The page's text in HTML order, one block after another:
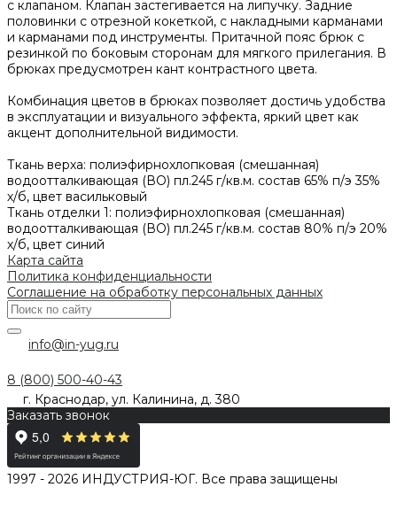
с клапаном. Клапан застегивается на липучку. Задние
половинки с отрезной кокеткой, с накладными карманами
и карманами под инструменты. Притачной пояс брюк с
резинкой по боковым сторонам для мягкого прилегания. В
брюках предусмотрен кант контрастного цвета.
Комбинация цветов в брюках позволяет достичь удобства
в эксплуатации и визуального эффекта, яркий цвет как
акцент дополнительной видимости.
Ткань верха: полиэфирнохлопковая (смешанная)
водоотталкивающая (ВО) пл.245 г/кв.м. состав 65% п/э 35%
х/б, цвет васильковый
Ткань отделки 1: полиэфирнохлопковая (смешанная)
водоотталкивающая (ВО) пл.245 г/кв.м. состав 80% п/э 20%
х/б, цвет синий
Карта сайта
Политика конфиденциальности
Соглашение на обработку персональных данных
info@in-yug.ru
8 (800) 500-40-43
г. Краснодар, ул. Калинина, д. 380
Заказать звонок
1997 - 2026 ИНДУСТРИЯ-ЮГ. Все права защищены